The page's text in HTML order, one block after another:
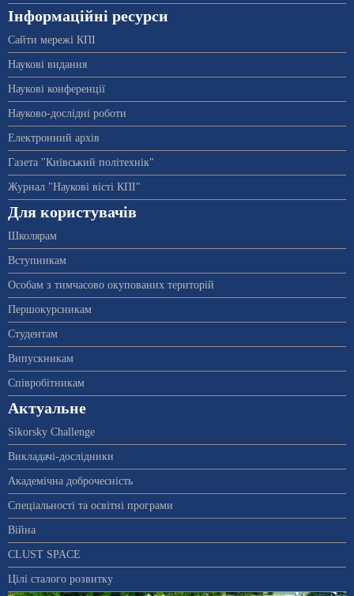
Інформаційні ресурси
Сайти мережі КПІ
Наукові видання
Наукові конференції
Науково-дослідні роботи
Електронний архів
Газета "Київський політехнік"
Журнал "Наукові вісті КПІ"
Для користувачів
Школярам
Вступникам
Особам з тимчасово окупованих територій
Першокурсникам
Студентам
Випускникам
Співробітникам
Актуальне
Sikorsky Challenge
Викладачі-дослідники
Академічна доброчесність
Спеціальності та освітні програми
Війна
CLUST SPACE
Цілі сталого розвитку